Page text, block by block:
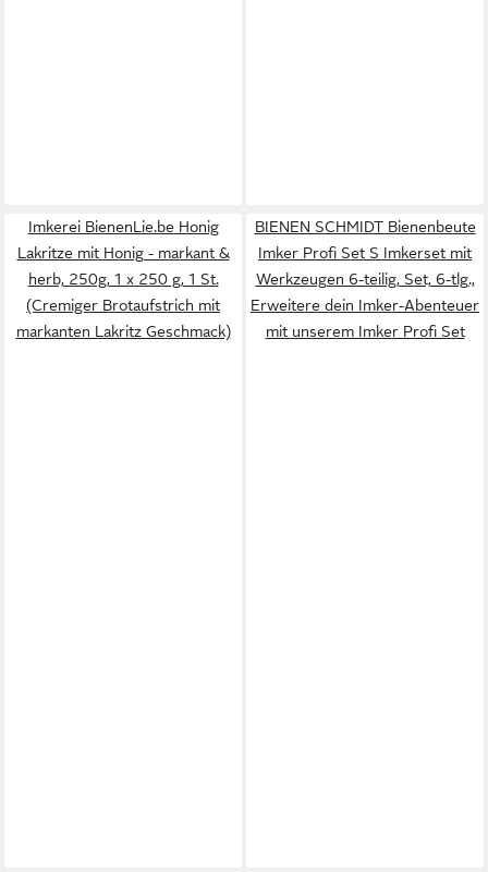
Imkerei BienenLie.be Honig
Lakritze mit Honig - markant &
herb, 250g, 1 x 250 g, 1 St.
(Cremiger Brotaufstrich mit
markanten Lakritz Geschmack)
BIENEN SCHMIDT Bienenbeute
Imker Profi Set S Imkerset mit
Werkzeugen 6-teilig, Set, 6-tlg.,
Erweitere dein Imker-Abenteuer
mit unserem Imker Profi Set